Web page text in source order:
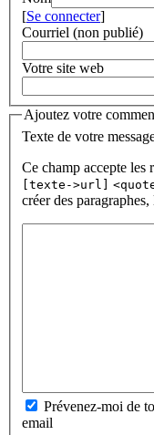
[Se connecter]
Courriel (non publié)
Votre site web
Ajoutez votre
Texte de votre
Ce champ accepte les
[texte->url]
créer des
Prévenez-moi de
email